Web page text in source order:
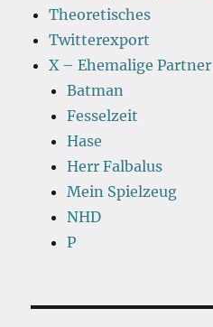
Theoretisches
Twitterexport
X – Ehemalige Partner
Batman
Fesselzeit
Hase
Herr Falbalus
Mein Spielzeug
NHD
P